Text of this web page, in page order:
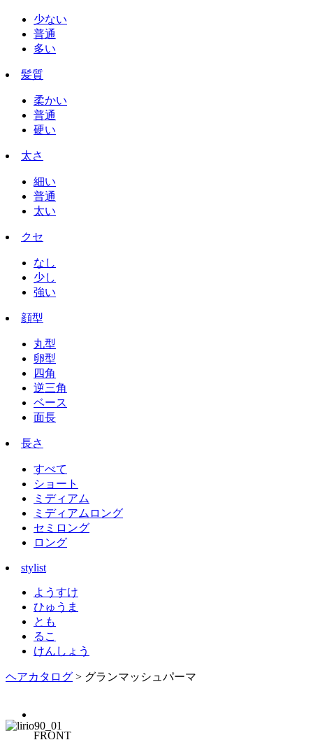
少ない
普通
多い
髪質
柔かい
普通
硬い
太さ
細い
普通
太い
クセ
なし
少し
強い
顔型
丸型
卵型
四角
逆三角
ベース
面長
長さ
すべて
ショート
ミディアム
ミディアムロング
セミロング
ロング
stylist
ようすけ
ひゅうま
とも
るこ
けんしょう
ヘアカタログ > グランマッシュパーマ
FRONT